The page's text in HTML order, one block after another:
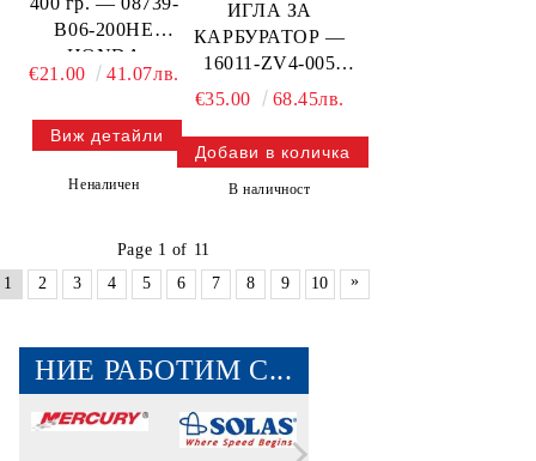
B06-200HE
HONDA
€21.00
41.07лв.
Виж детайли
Неналичен
ИГЛА ЗА
КАРБУРАТОР —
16011-ZV4-005
HONDA
€35.00 68.45лв.
В наличност
Page 1 of 11
1
2 3 4 5 6 7 8 9 10 »
НИЕ РАБОТИМ С...